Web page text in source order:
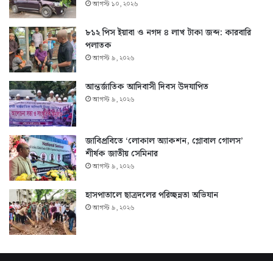
আগস্ট ১০, ২০২৬
৮১২ পিস ইয়াবা ও নগদ ৪ লাখ টাকা জব্দ: কারবারি
পলাতক
আগস্ট ৯, ২০২৬
আন্তর্জাতিক আদিবাসী দিবস উদযাপিত
আগস্ট ৯, ২০২৬
জাবিপ্রবিতে ‘লোকাল অ্যাকশন, গ্লোবাল গোলস’
শীর্ষক জাতীয় সেমিনার
আগস্ট ৯, ২০২৬
হাসপাতালে ছাত্রদলের পরিচ্ছন্নতা অভিযান
আগস্ট ৯, ২০২৬